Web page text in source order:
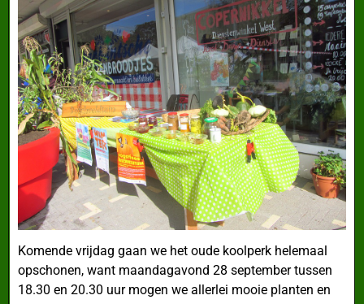
Komende vrijdag gaan we het oude koolperk helemaal
opschonen, want maandagavond 28 september tussen
18.30 en 20.30 uur mogen we allerlei mooie planten en